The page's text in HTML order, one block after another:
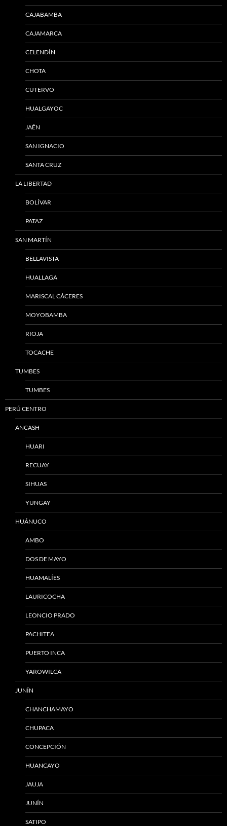
CAJABAMBA
CAJAMARCA
CELENDÍN
CHOTA
CUTERVO
HUALGAYOC
JAÉN
SAN IGNACIO
SANTA CRUZ
LA LIBERTAD
BOLÍVAR
PATAZ
SAN MARTÍN
BELLAVISTA
HUALLAGA
MARISCAL CÁCERES
MOYOBAMBA
RIOJA
TOCACHE
TUMBES
TUMBES
PERÚ CENTRO
ANCASH
HUARI
RECUAY
SIHUAS
YUNGAY
HUÁNUCO
AMBO
DOS DE MAYO
HUAMALÍES
LAURICOCHA
LEONCIO PRADO
PACHITEA
PUERTO INCA
YAROWILCA
JUNÍN
CHANCHAMAYO
CHUPACA
CONCEPCIÓN
HUANCAYO
JAUJA
JUNÍN
SATIPO